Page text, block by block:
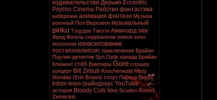
издевательство Дерьмо Eccentric
Psycho Cinema Рабство фантастика
киберпанк анимация фэнтези Музыка
военный Пол Верховен музыкальный
pinku Тэцудзи Такэти Авангард sex
Фред Фогель сюрреализм немое кино
мазохизм изнасилование
постапокалипсис приключения Брайан
Паулин детектив Syn.Optik канада Брайан
Клемент стёб Вампиры Gore слэшер
концерт Bill Zebub Knochenwald Misty
Mundae (Erin Brown) спорт Паркур Вирус
bdsm fetish грайндхаус YouTube
история Bloody Cuts Nino Scuderi Robert
Zemeckis